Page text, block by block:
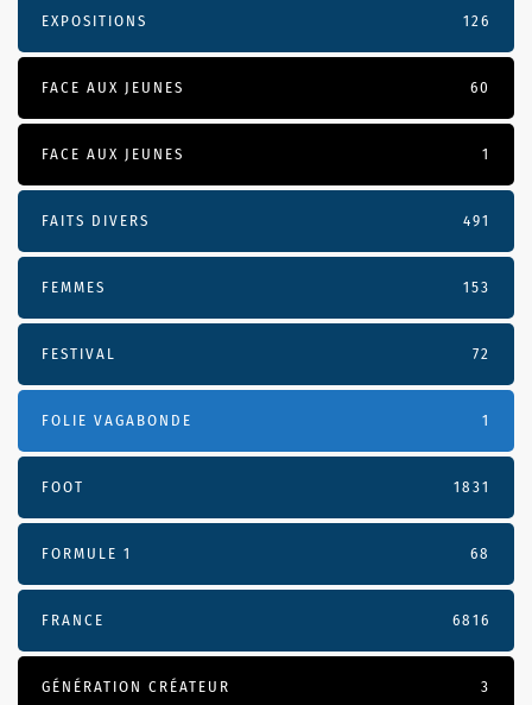
EXPOSITIONS 126
FACE AUX JEUNES 60
FACE AUX JEUNES 1
FAITS DIVERS 491
FEMMES 153
FESTIVAL 72
FOLIE VAGABONDE 1
FOOT 1831
FORMULE 1 68
FRANCE 6816
GÉNÉRATION CRÉATEUR 3